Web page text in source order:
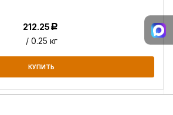
212.25Р
/ 0.25 кг
КУПИТЬ